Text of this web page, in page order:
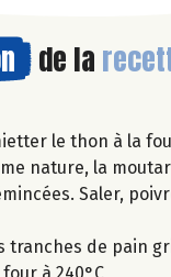
de la
le thon à la
nature, la
Saler,
tranches de pain